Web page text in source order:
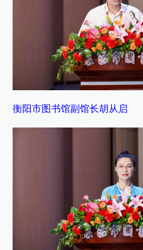
衡阳市图书馆副馆长胡从启